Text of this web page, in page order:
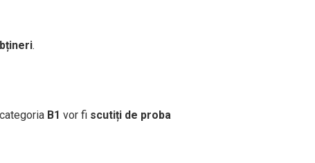
.
B1 vor fi scutiți de proba